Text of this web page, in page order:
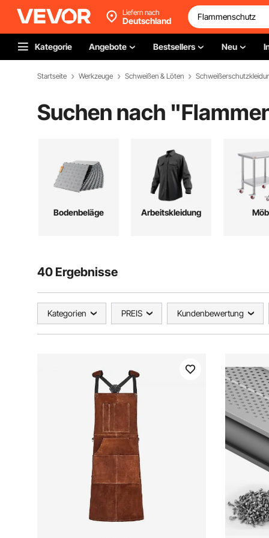
Liefern nach
Deutschland
Kategorie Angebote Bestsellers Neu
Startseite Werkzeuge Schweißen & Löten
Suchen nach "
Bodenbeläge Arbeitskleidung
40 Ergebnisse
Kategorien PREIS Kundenbewertung